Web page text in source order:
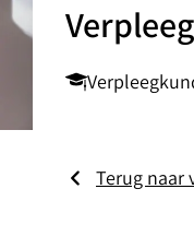
Terug naar